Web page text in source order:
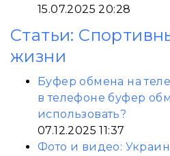
15.07.2025 20:28
Статьи:
жизни
Буфер обмена на
в телефоне буфер
использовать?
07.12.2025 11:37
Фото и видео: